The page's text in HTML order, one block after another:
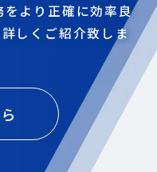
より正確に効率良
しくご紹介致しま